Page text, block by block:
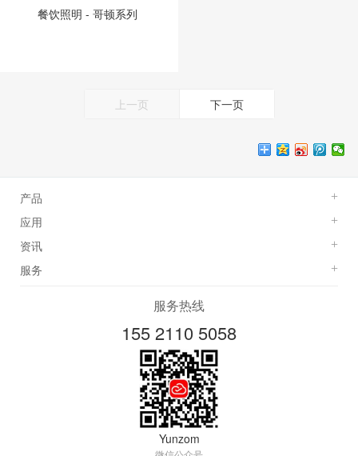
餐饮照明 - 哥顿系列
上一页 下一页
产品 +
应用 +
资讯 +
服务 +
服务热线
155 2110 5058
Yunzom